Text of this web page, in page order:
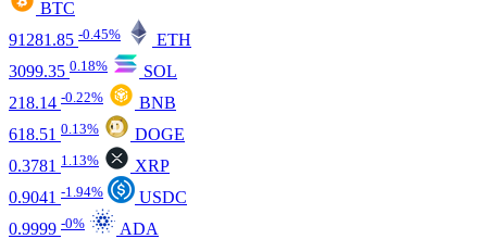
BTC
91281.85 -0.45%
ETH
3099.35 0.18%
SOL
218.14 -0.22%
BNB
618.51 0.13%
DOGE
0.3781 1.13%
XRP
0.9041 -1.94%
USDC
0.9999 -0%
ADA